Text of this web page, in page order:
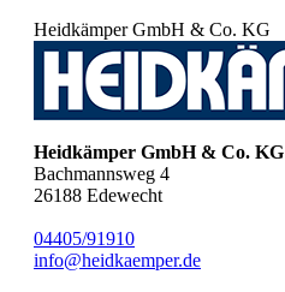
Heidkämper GmbH & Co. KG
Heidkämper GmbH & Co. KG
Bachmannsweg 4
26188 Edewecht
04405/91910
info@heidkaemper.de